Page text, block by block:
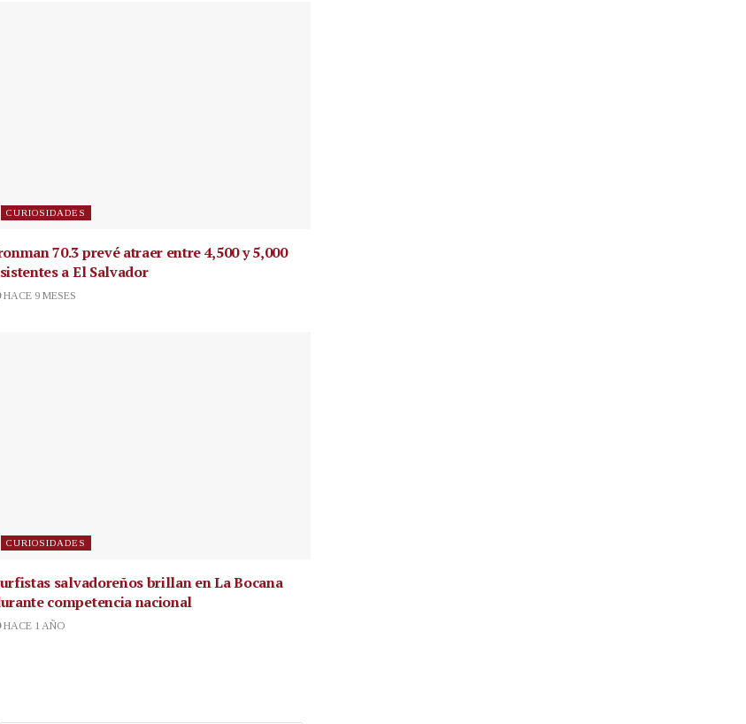
CURIOSIDADES
70.3 prevé atraer entre 4,500 y 5,000
a El Salvador
HACE 9 MESES
CURIOSIDADES
salvadoreños brillan en La Bocana
competencia nacional
HACE 1 AÑO